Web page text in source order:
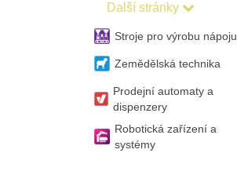
Další stránky
Stroje pro výrobu nápoju
Zemědělská technika
Prodejní automaty a
dispenzery
Robotická zařízení a
systémy